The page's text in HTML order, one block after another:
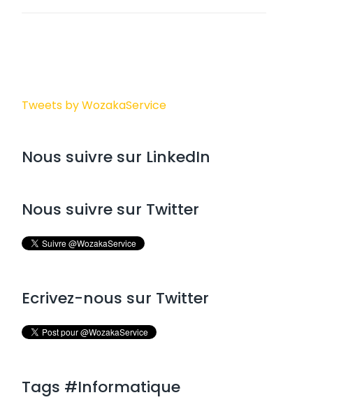
Tweets by WozakaService
Nous suivre sur LinkedIn
Nous suivre sur Twitter
Ecrivez-nous sur Twitter
Tags #Informatique